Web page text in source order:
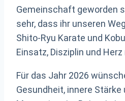
Gemeinschaft geworden
sehr, dass ihr unseren
Shito-Ryu Karate und
Einsatz, Disziplin und
Für das Jahr 2026
Gesundheit, innere